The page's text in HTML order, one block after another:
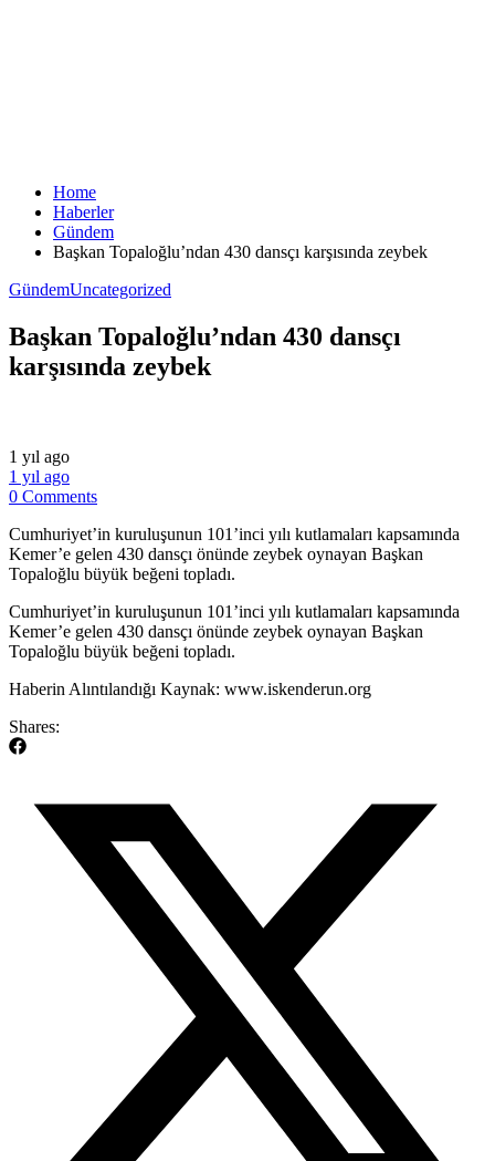
Home
Haberler
Gündem
Başkan Topaloğlu’ndan 430 dansçı karşısında zeybek
GündemUncategorized
Başkan Topaloğlu’ndan 430 dansçı
karşısında zeybek
1 yıl ago
1 yıl ago
0 Comments
Cumhuriyet’in kuruluşunun 101’inci yılı kutlamaları kapsamında
Kemer’e gelen 430 dansçı önünde zeybek oynayan Başkan
Topaloğlu büyük beğeni topladı.
​Cumhuriyet’in kuruluşunun 101’inci yılı kutlamaları kapsamında
Kemer’e gelen 430 dansçı önünde zeybek oynayan Başkan
Topaloğlu büyük beğeni topladı.
​Haberin Alıntılandığı Kaynak: www.iskenderun.org
Shares: